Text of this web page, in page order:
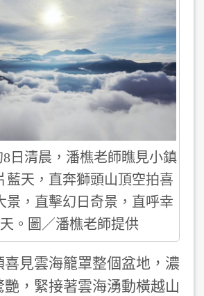
日清晨，潘樵老師瞧見小鎮
藍天，直奔獅頭山頂空拍喜
景，直擊幻日奇景，直呼幸
。圖／潘樵老師提供
喜見雲海籠罩整個盆地，濃
艷，緊接著雲海湧動橫越山